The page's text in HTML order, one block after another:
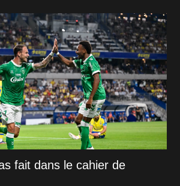
fait dans le cahier de